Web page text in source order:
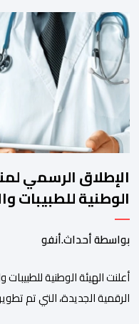
الإطلاق الرسمي
الوطنية للطبيبات
بواسطة أحداث.أنفو
أعلنت الهيئة الوطنية
الرقمية الجديدة، التي تم